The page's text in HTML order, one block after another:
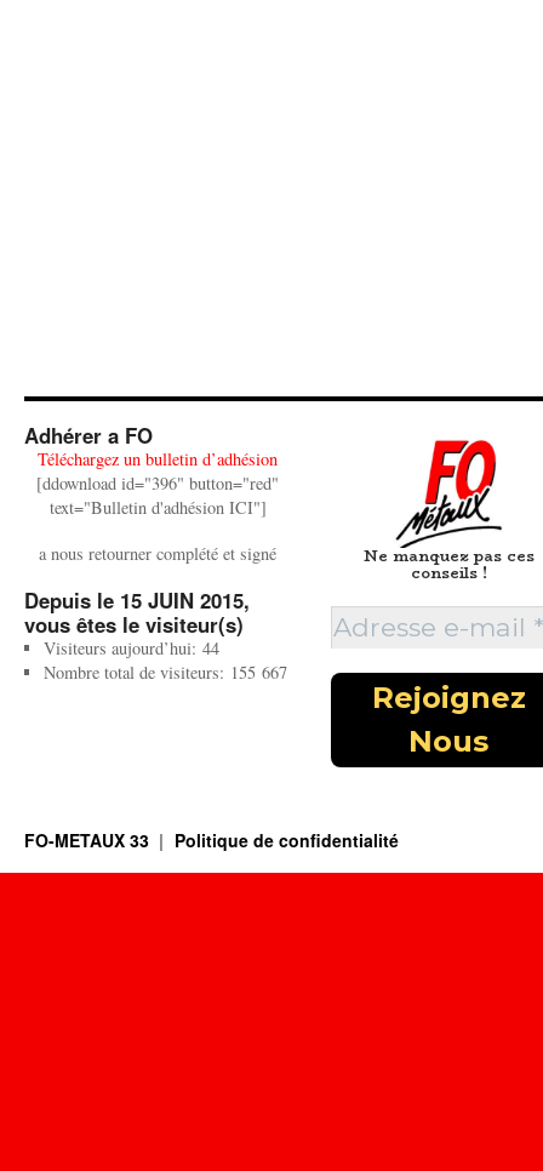
Adhérer a FO
Téléchargez un bulletin d’adhésion
[ddownload id="396" button="red"
text="Bulletin d'adhésion ICI"]
a nous retourner complété et signé
Depuis le 15 JUIN 2015,
vous êtes le visiteur(s)
Visiteurs aujourd’hui: 44
Nombre total de visiteurs: 155 667
Ne manquez pas ces
conseils !
FO-METAUX 33 Politique de confidentialité